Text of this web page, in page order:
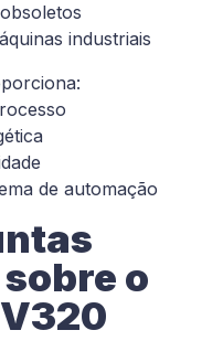
industriais
de automação
o